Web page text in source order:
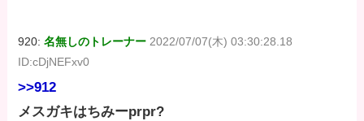
920:名無しのトレーナー 2022/07/07(木) 03:30:28.18
ID:cDjNEFxv0
>>912
メスガキはちみーprpr?